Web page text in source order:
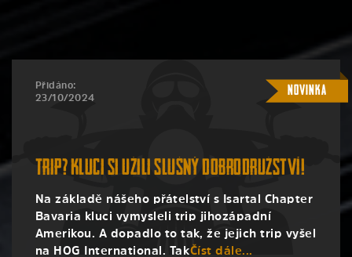
Novinka
Přidáno:
23/10/2024
Trip? Kluci si užili slušný dobrodružství!
Na základě nášeho přátelství s Isartal Chapter
Bavaria kluci vymysleli trip jihozápadní
Amerikou. A dopadlo to tak, že jejich trip vyšel
na HOG International. TakČíst dále...